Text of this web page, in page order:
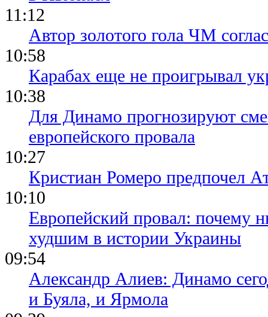
11:12
Автор золотого гола ЧМ
10:58
Карабах еще не проигрывал
10:38
Для Динамо прогнозируют
европейского провала
10:27
Кристиан Ромеро предпочел
10:10
Европейский провал: почему
худшим в истории Украины
09:54
Александр Алиев: Динамо
и Буяла, и Ярмола